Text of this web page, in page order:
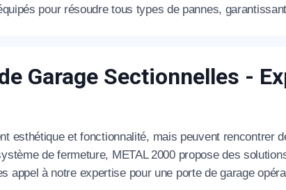
pour résoudre tous types de pannes,
Garage Sectionnelles -
esthétique et fonctionnalité, mais peuvent rencontrer
de fermeture, METAL 2000 propose des
appel à notre expertise pour une porte de garage